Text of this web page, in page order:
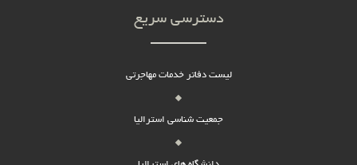
دسترسی سریع
لیست دفاتر خدمات مهاجرتی
جمعیت شناسی استرالیا